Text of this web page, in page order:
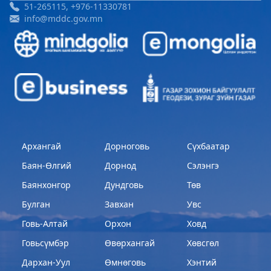
51-265115, +976-11330781
info@mddc.gov.mn
Архангай
Баян-Өлгий
Баянхонгор
Булган
Говь-Алтай
Говьсүмбэр
Дархан-Уул
Дорноговь
Дорнод
Дундговь
Завхан
Орхон
Өвөрхангай
Өмнөговь
Сүхбаатар
Сэлэнгэ
Төв
Увс
Ховд
Хөвсгөл
Хэнтий